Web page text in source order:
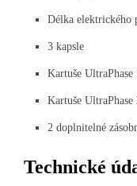
Délka
3 kapsle
Kartuše
Kartuše
2 doplnitelné
Technické